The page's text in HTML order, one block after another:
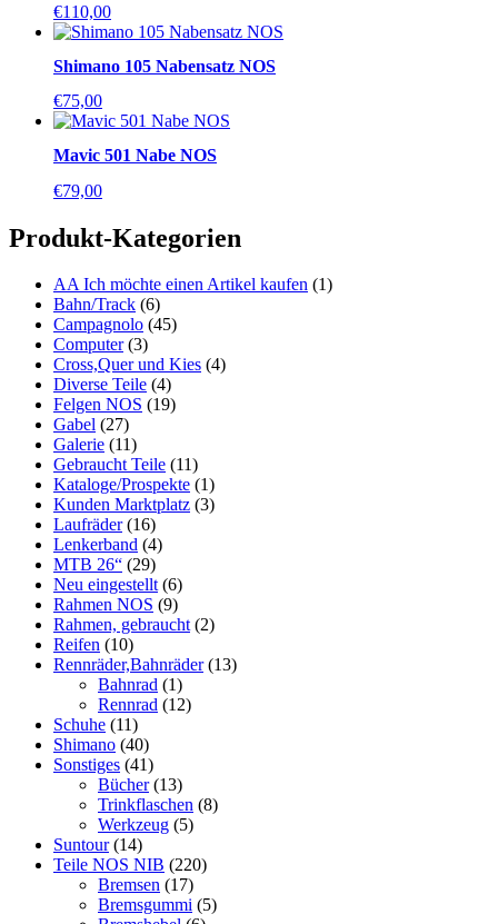
€110,00
Shimano 105 Nabensatz NOS
€75,00
Mavic 501 Nabe NOS
€79,00
Produkt-Kategorien
AA Ich möchte einen Artikel kaufen (1)
Bahn/Track (6)
Campagnolo (45)
Computer (3)
Cross,Quer und Kies (4)
Diverse Teile (4)
Felgen NOS (19)
Gabel (27)
Galerie (11)
Gebraucht Teile (11)
Kataloge/Prospekte (1)
Kunden Marktplatz (3)
Laufräder (16)
Lenkerband (4)
MTB 26“ (29)
Neu eingestellt (6)
Rahmen NOS (9)
Rahmen, gebraucht (2)
Reifen (10)
Rennräder,Bahnräder (13)
Bahnrad (1)
Rennrad (12)
Schuhe (11)
Shimano (40)
Sonstiges (41)
Bücher (13)
Trinkflaschen (8)
Werkzeug (5)
Suntour (14)
Teile NOS NIB (220)
Bremsen (17)
Bremsgummi (5)